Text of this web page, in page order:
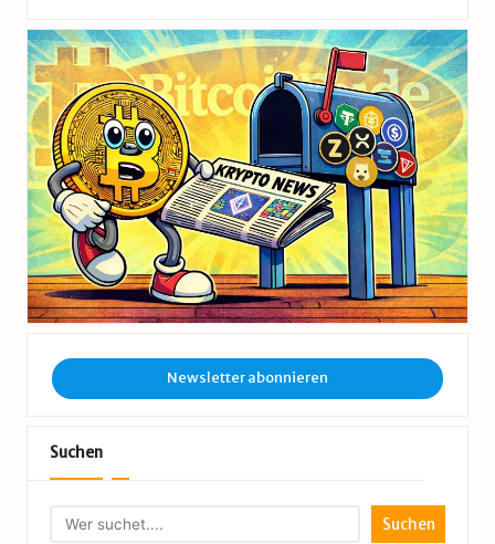
Newsletter abonnieren
Suchen
Suchen